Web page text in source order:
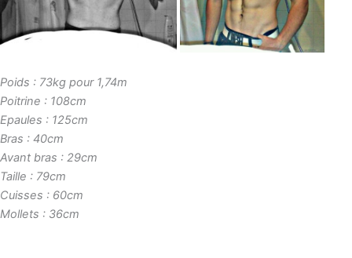
Poids : 73kg pour 1,74m
Poitrine : 108cm
Epaules : 125cm
Bras : 40cm
Avant bras : 29cm
Taille : 79cm
Cuisses : 60cm
Mollets : 36cm